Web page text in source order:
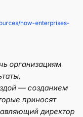
how-enterprises-
организациям
— созданием
приносят
директор